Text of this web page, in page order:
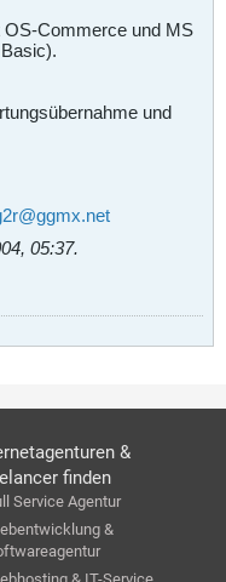
OS-Commerce und MS
und
05:37.
&
finden
Service Agentur
&
& IT-Service